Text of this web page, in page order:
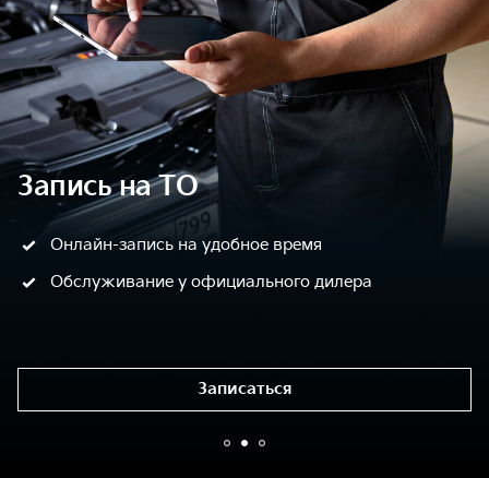
Запись на ТО
Онлайн-запись на удобное время
Обслуживание у официального дилера
Записаться